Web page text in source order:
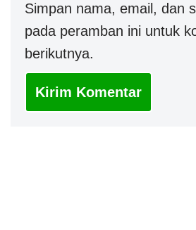
Simpan nama, email, dan
pada peramban ini untuk
berikutnya.